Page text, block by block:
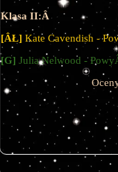
Klasa II:Â
[ÂŁ] Kate Cavendish -
[G] Julia Nelwood -